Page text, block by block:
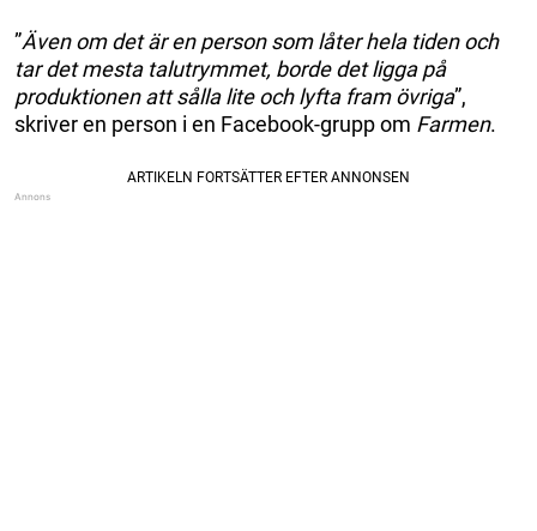
”Även om det är en person som låter hela tiden och
tar det mesta talutrymmet, borde det ligga på
produktionen att sålla lite och lyfta fram övriga”,
skriver en person i en Facebook-grupp om Farmen.